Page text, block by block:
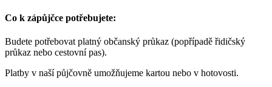
Co k zápůjčce potřebujete:
Budete potřebovat platný občanský průkaz (popřípadě řidičský
průkaz nebo cestovní pas).
Platby v naší půjčovně umožňujeme kartou nebo v hotovosti.